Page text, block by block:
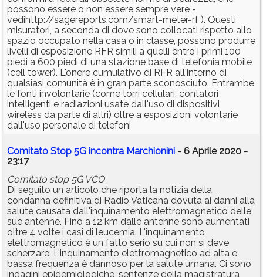
possono essere o non essere sempre vere -
vedihttp://sagereports.com/smart-meter-rf ). Questi
misuratori, a seconda di dove sono collocati rispetto allo
spazio occupato nella casa o in classe, possono produrre
livelli di esposizione RFR simili a quelli entro i primi 100
piedi a 600 piedi di una stazione base di telefonia mobile
(cell tower). L'onere cumulativo di RFR all'interno di
qualsiasi comunità è in gran parte sconosciuto. Entrambe
le fonti involontarie (come torri cellulari, contatori
intelligenti e radiazioni usate dall'uso di dispositivi
wireless da parte di altri) oltre a esposizioni volontarie
dall'uso personale di telefoni
Comitato Stop 5G incontra Marchionini - 6 Aprile 2020 -
23:17
Comitato stop 5G VCO
Di seguito un articolo che riporta la notizia della
condanna definitiva di Radio Vaticana dovuta ai danni alla
salute causata dall'inquinamento elettromagnetico delle
sue antenne. Fino a 12 km dalle antenne sono aumentati
oltre 4 volte i casi di leucemia. L'inquinamento
elettromagnetico è un fatto serio su cui non si deve
scherzare. L'inquinamento elettromagnetico ad alta e
bassa frequenza è dannoso per la salute umana. Ci sono
indagini epidemiologiche, sentenze della magistratura,